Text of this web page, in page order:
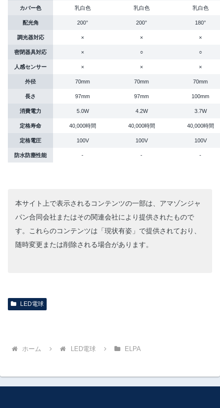
カバー色 乳白色 乳白色 乳白色
配光角 200° 200° 180°
調光器対応 × × ×
密閉器具対応 × ○ ○
人感センサー × × ×
外径 70mm 70mm 70mm
長さ 97mm 97mm 100mm
消費電力 5.0W 4.2W 3.7W
定格寿命 40,000時間 40,000時間 40,000時間
定格電圧 100V 100V 100V
防水防塵性能 - - -
本サイト上で表示されるコンテンツの一部は、アマゾンジャ
パン合同会社またはその関連会社により提供されたもので
す。これらのコンテンツは「現状有姿」で提供されており、
随時変更または削除される場合があります。
LED電球
ホーム LED電球 ELPA